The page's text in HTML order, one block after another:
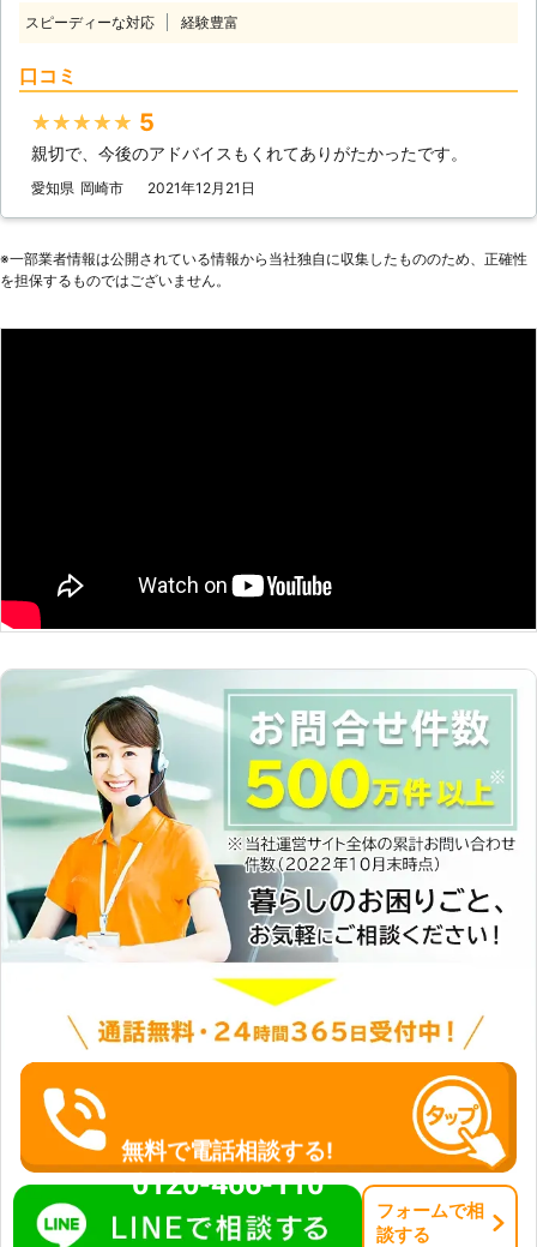
なときは弊社「PlayUnity」が高速で
社は、多くのスタッフを至る所に配置
しているので、お客様からお電話いた
到着時間は約30分なので、早く車を
の方法を用いてお客様のお悩みを解決
車のバッテリーを交換いたしますので
液の補充などにも対応しています。
お客様のお悩みや不安を解決すること
を第一に考えています。もし、カーバ
ッテリーに関するお悩みがありました
ら、ぜひ弊社までお電話ください。
スピーディーな対応 経験豊富
口コミ
★★★★★ 5
親切で、今後のアドバイスもくれてありがたかったです。
愛知県 岡崎市 2021年12月21日
※⼀部業者情報は公開されている情報から当社独⾃に収集したもののため、正確性
を担保するものではございません。
無料で電話相談する!
0120-466-110
フォームで相
談する